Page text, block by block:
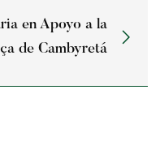
en Apoyo a la
de Cambyretá